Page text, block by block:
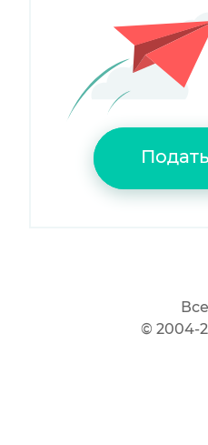
© 2004-